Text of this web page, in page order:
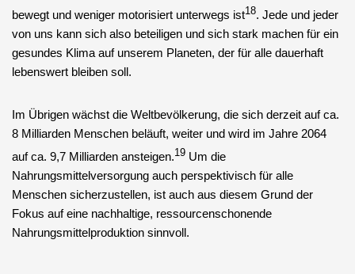
bewegt und weniger motorisiert unterwegs ist18. Jede und jeder
von uns kann sich also beteiligen und sich stark machen für ein
gesundes Klima auf unserem Planeten, der für alle dauerhaft
lebenswert bleiben soll.
Im Übrigen wächst die Weltbevölkerung, die sich derzeit auf ca.
8 Milliarden Menschen beläuft, weiter und wird im Jahre 2064
auf ca. 9,7 Milliarden ansteigen.19 Um die
Nahrungsmittelversorgung auch perspektivisch für alle
Menschen sicherzustellen, ist auch aus diesem Grund der
Fokus auf eine nachhaltige, ressourcenschonende
Nahrungsmittelproduktion sinnvoll.